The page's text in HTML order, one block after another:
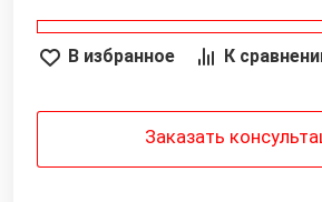
В избранное К
Заказать